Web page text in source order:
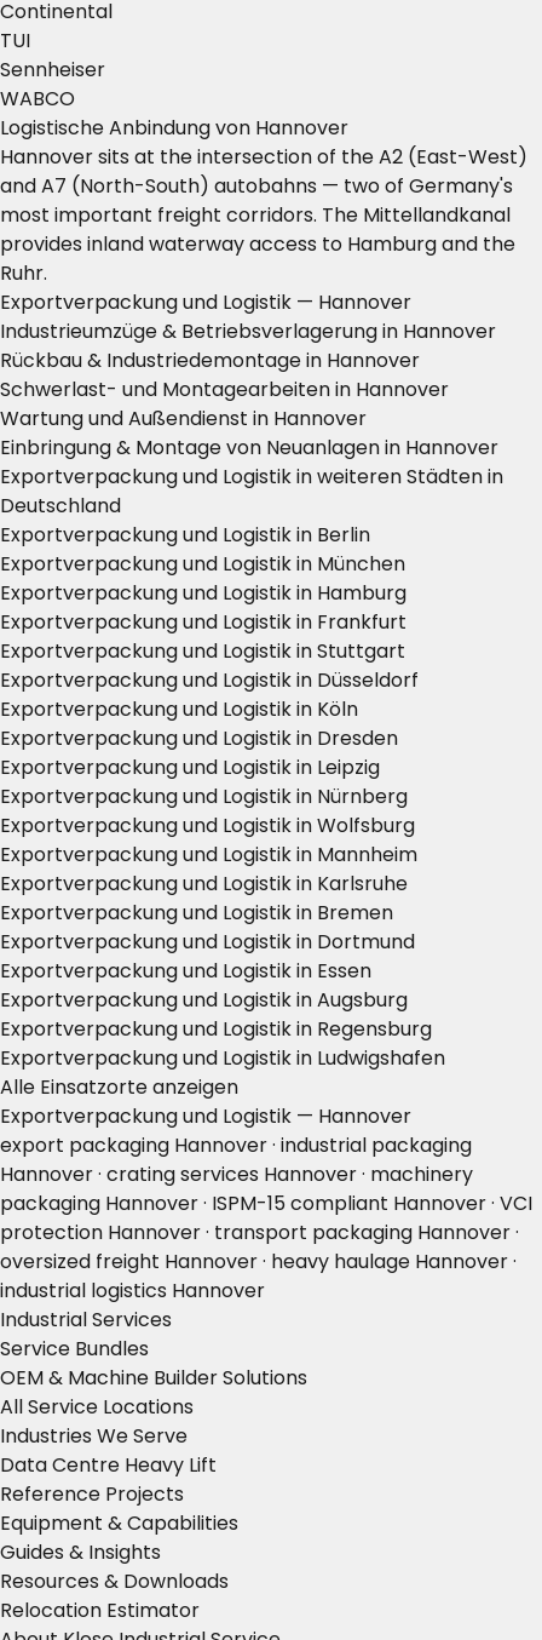
Continental
TUI
Sennheiser
WABCO
Logistische Anbindung von Hannover
Hannover sits at the intersection of the A2 (East-West)
and A7 (North-South) autobahns — two of Germany's
most important freight corridors. The Mittellandkanal
provides inland waterway access to Hamburg and the
Ruhr.
Exportverpackung und Logistik — Hannover
Industrieumzüge & Betriebsverlagerung in Hannover
Rückbau & Industriedemontage in Hannover
Schwerlast- und Montagearbeiten in Hannover
Wartung und Außendienst in Hannover
Einbringung & Montage von Neuanlagen in Hannover
Exportverpackung und Logistik in weiteren Städten in
Deutschland
Exportverpackung und Logistik in Berlin
Exportverpackung und Logistik in München
Exportverpackung und Logistik in Hamburg
Exportverpackung und Logistik in Frankfurt
Exportverpackung und Logistik in Stuttgart
Exportverpackung und Logistik in Düsseldorf
Exportverpackung und Logistik in Köln
Exportverpackung und Logistik in Dresden
Exportverpackung und Logistik in Leipzig
Exportverpackung und Logistik in Nürnberg
Exportverpackung und Logistik in Wolfsburg
Exportverpackung und Logistik in Mannheim
Exportverpackung und Logistik in Karlsruhe
Exportverpackung und Logistik in Bremen
Exportverpackung und Logistik in Dortmund
Exportverpackung und Logistik in Essen
Exportverpackung und Logistik in Augsburg
Exportverpackung und Logistik in Regensburg
Exportverpackung und Logistik in Ludwigshafen
Alle Einsatzorte anzeigen
Exportverpackung und Logistik — Hannover
export packaging Hannover · industrial packaging
Hannover · crating services Hannover · machinery
packaging Hannover · ISPM-15 compliant Hannover · VCI
protection Hannover · transport packaging Hannover ·
oversized freight Hannover · heavy haulage Hannover ·
industrial logistics Hannover
Industrial Services
Service Bundles
OEM & Machine Builder Solutions
All Service Locations
Industries We Serve
Data Centre Heavy Lift
Reference Projects
Equipment & Capabilities
Guides & Insights
Resources & Downloads
Relocation Estimator